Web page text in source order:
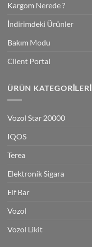
Kargom Nerede ?
İndirimdeki Ürünler
Bakım Modu
Client Portal
ÜRÜN KATEGORILERI
Vozol Star 20000
IQOS
Terea
Elektronik Sigara
Elf Bar
Vozol
Vozol Likit